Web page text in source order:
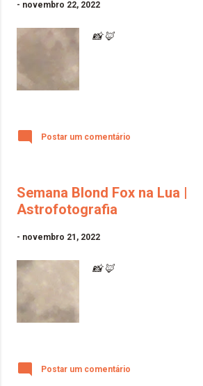
- novembro 22, 2022
📸 🦊
Postar um comentário
Semana Blond Fox na Lua |
Astrofotografia
- novembro 21, 2022
📸 🦊
Postar um comentário